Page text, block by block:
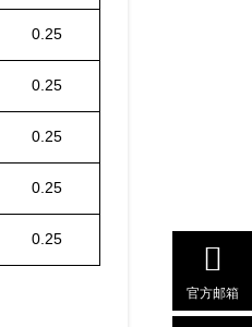
0.25
0.25
0.25
0.25
0.25
官方邮箱